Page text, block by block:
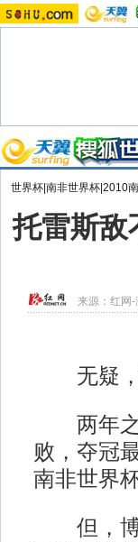
世界杯|南非世界杯|2010
托雷斯敌
来源：红网-
无疑，
两年之
败，夺冠
南非世界
但，博